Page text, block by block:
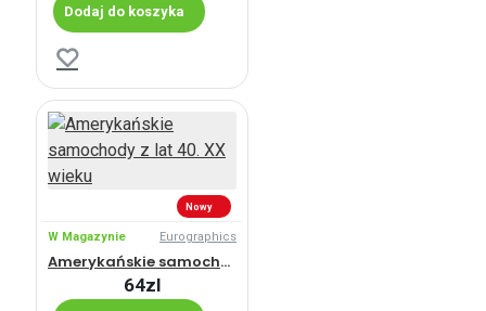
Dodaj do koszyka
Nowy
W Magazynie Eurographics
Amerykańskie samochody z lat 40. XX wieku
64zl